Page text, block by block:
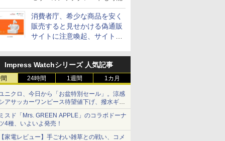
消費者庁、希少な商品を安く
販売すると見せかける偽通販
サイトに注意喚起、サイト名
Impress Watchシリーズ 人気記事
24時間 1週間 1カ月
ニクロ、今日から「お盆特別セール」。涼感
アサッカーワンピース待望値下げ、撥水ギア
ョーツは1990円に
スド「Mrs. GREEN APPLE」のコラボドーナ
4種、いよいよ発売！
家電レビュー】手ごわい雑草との戦い、コメ